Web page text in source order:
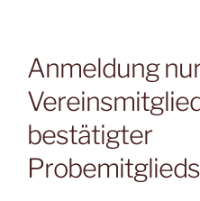
Anmeldung
bestätigter